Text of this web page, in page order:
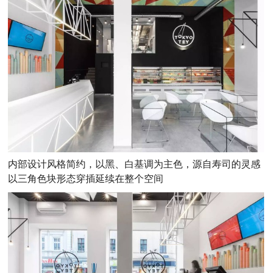
内部设计风格简约，以黑、白基调为主色，源自寿司的灵感
以三角色块形态穿插延续在整个空间